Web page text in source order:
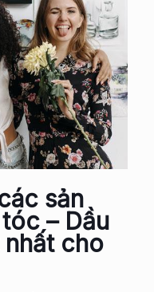
sản
– Dầu
nhất cho